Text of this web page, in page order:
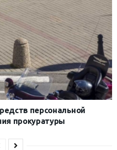
персональной
прокуратуры